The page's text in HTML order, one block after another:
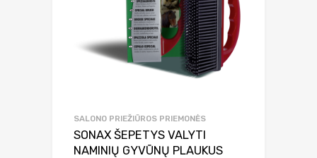
SALONO PRIEŽIŪROS PRIEMONĖS
SONAX ŠEPETYS VALYTI
NAMINIŲ GYVŪNŲ PLAUKUS